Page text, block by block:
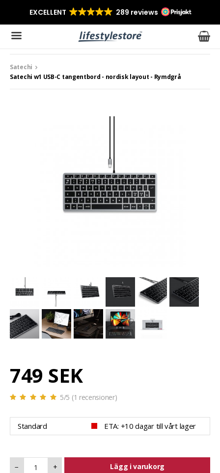
Satechi
Satechi w1 USB-C tangentbord - nordisk layout - Rymdgrå
749 SEK
5/5 (1 recensioner)
Standard ETA: +10 dagar till vårt lager
− + Lägg i varukorg